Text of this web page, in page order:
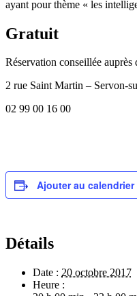
ayant pour thème « les
Gratuit
Réservation conseillée auprès
2 rue Saint Martin – Servon-
02 99 00 16 00
Ajouter au calendrier
Détails
Date : 20 octobre 2017
Heure :